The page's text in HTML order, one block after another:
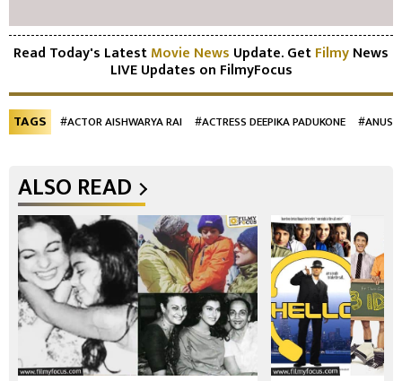
Read Today's LatestMovie News Update. GetFilmyNews
LIVE Updates on FilmyFocus
TAGS #ACTOR AISHWARYA RAI #ACTRESS DEEPIKA PADUKONE
ALSO READ